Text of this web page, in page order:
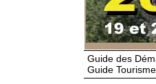
Guide des
Guide